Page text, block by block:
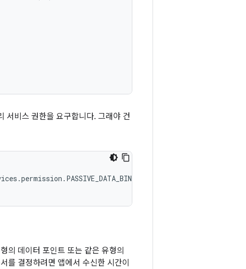
서비스 권한을 요구합니다. 그래야 건
의 데이터 포인트 또는 같은 유형의
를 결정하려면 앱에서 수신한 시간이